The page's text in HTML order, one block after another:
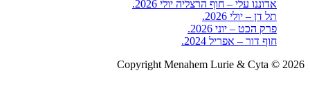
אדוננו עלי – חוף הרצליה יולי 2026.
תל דן – יולי 2026.
פרק הכט – יוני 2026.
חוף דור – אפריל 2024.
Copyright Menahem Lurie & Cyta © 2026